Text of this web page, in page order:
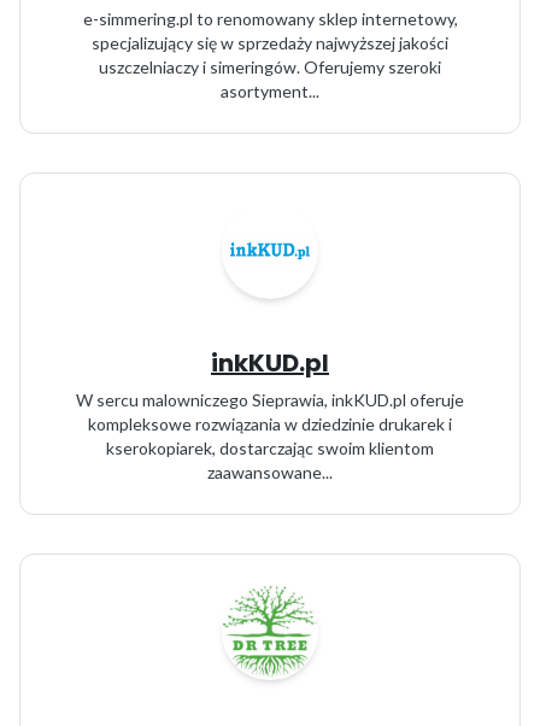
e-simmering.pl to renomowany sklep internetowy,
specjalizujący się w sprzedaży najwyższej jakości
uszczelniaczy i simeringów. Oferujemy szeroki
asortyment...
inkKUD.pl
W sercu malowniczego Sieprawia, inkKUD.pl oferuje
kompleksowe rozwiązania w dziedzinie drukarek i
kserokopiarek, dostarczając swoim klientom
zaawansowane...